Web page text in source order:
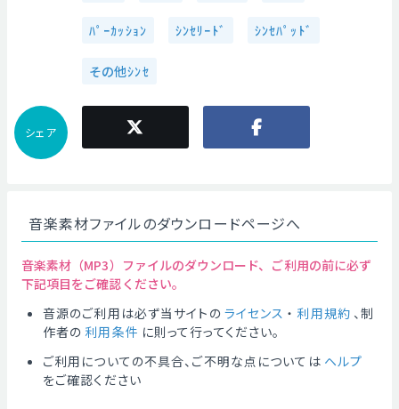
ﾊﾟｰｶｯｼｮﾝ ｼﾝｾﾘｰﾄﾞ ｼﾝｾﾊﾟｯﾄﾞ
その他ｼﾝｾ
シェア
音楽素材ファイルのダウンロードページへ
音楽素材（MP3）ファイルのダウンロード、ご利用の前に必ず
下記項目をご確認ください。
音源のご利用は必ず当サイトの ライセンス ・ 利用規約 、制
作者の 利用条件 に則って行ってください。
ご利用についての不具合、ご不明な点については ヘルプ
をご確認ください